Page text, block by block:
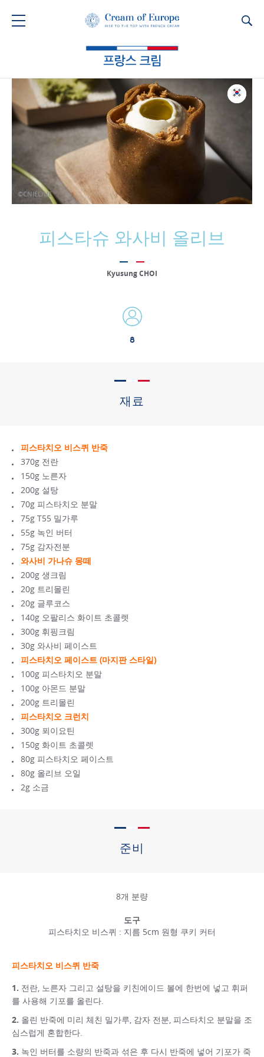
©CNIEL/UE
피스타슈 와사비 올리브
Kyusung CHOI
8
재료
피스타치오 비스퀴 반죽
370g 전란
150g 노른자
200g 설탕
70g 피스타치오 분말
75g T55 밀가루
55g 녹인 버터
75g 감자전분
와사비 가나슈 몽떼
200g 생크림
20g 트리몰린
20g 글루코스
140g 오팔리스 화이트 초콜렛
300g 휘핑크림
30g 와사비 페이스트
피스타치오 페이스트 (마지판 스타일)
100g 피스타치오 분말
100g 아몬드 분말
200g 트리몰린
피스타치오 크런치
300g 푀이요틴
150g 화이트 초콜렛
80g 피스타치오 페이스트
80g 올리브 오일
2g 소금
준비
8개 분량
도구
피스타치오 비스퀴 : 지름 5cm 원형 쿠키 커터
피스타치오 비스퀴 반죽
전란, 노른자 그리고 설탕을 키친에이드 볼에 한번에 넣고 휘퍼
를 사용해 기포를 올린다.
올린 반죽에 미리 체친 밀가루, 감자 전분, 피스타치오 분말을 조
심스럽게 혼합한다.
녹인 버터를 소량의 반죽과 섞은 후 다시 반죽에 넣어 기포가 죽